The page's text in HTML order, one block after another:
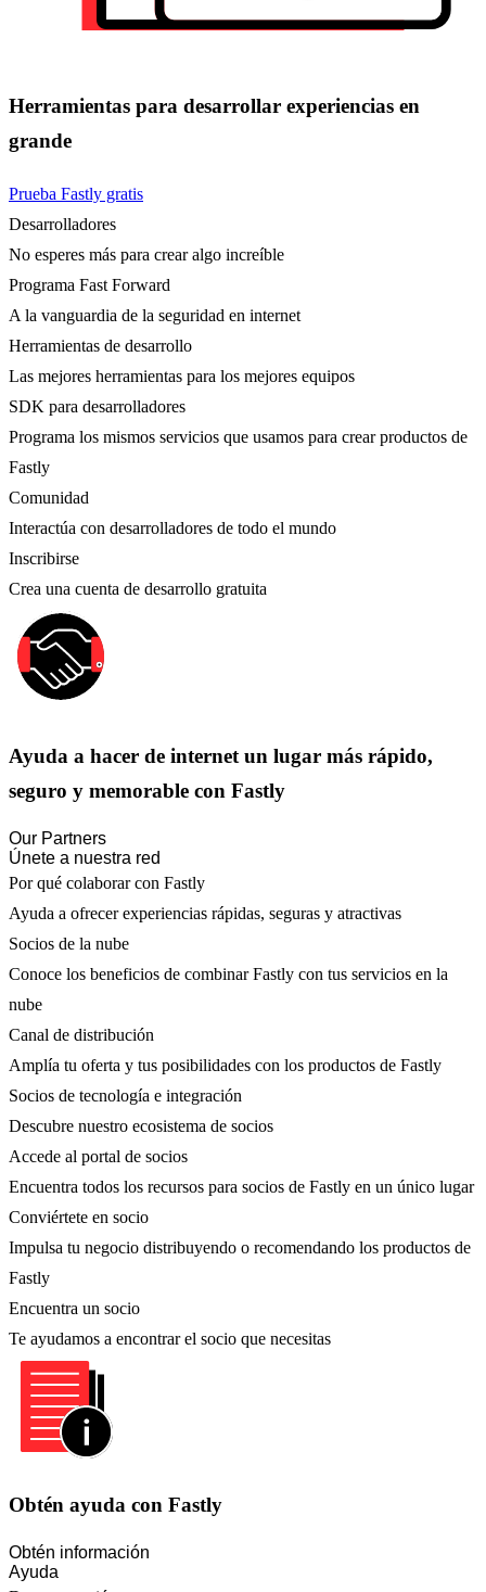
Herramientas para desarrollar experiencias en
grande
Prueba Fastly gratis
Desarrolladores
No esperes más para crear algo increíble
Programa Fast Forward
A la vanguardia de la seguridad en internet
Herramientas de desarrollo
Las mejores herramientas para los mejores equipos
SDK para desarrolladores
Programa los mismos servicios que usamos para crear productos de
Fastly
Comunidad
Interactúa con desarrolladores de todo el mundo
Inscribirse
Crea una cuenta de desarrollo gratuita
Ayuda a hacer de internet un lugar más rápido,
seguro y memorable con Fastly
Our Partners
Únete a nuestra red
Por qué colaborar con Fastly
Ayuda a ofrecer experiencias rápidas, seguras y atractivas
Socios de la nube
Conoce los beneficios de combinar Fastly con tus servicios en la
nube
Canal de distribución
Amplía tu oferta y tus posibilidades con los productos de Fastly
Socios de tecnología e integración
Descubre nuestro ecosistema de socios
Accede al portal de socios
Encuentra todos los recursos para socios de Fastly en un único lugar
Conviértete en socio
Impulsa tu negocio distribuyendo o recomendando los productos de
Fastly
Encuentra un socio
Te ayudamos a encontrar el socio que necesitas
Obtén ayuda con Fastly
Obtén información
Ayuda